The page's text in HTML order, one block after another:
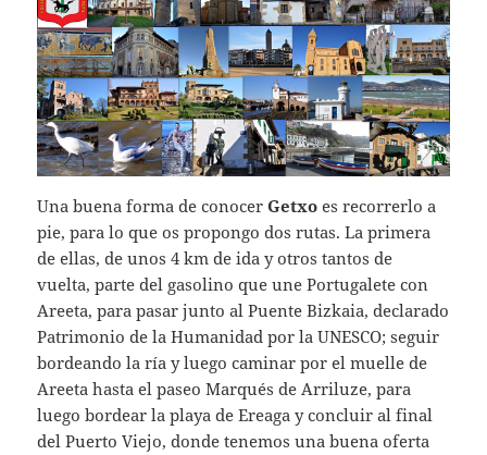
Una buena forma de conocerGetxo es recorrerlo a
pie, para lo que os propongo dos rutas. La primera
de ellas, de unos 4 km de ida y otros tantos de
vuelta, parte del gasolino que une Portugalete con
Areeta, para pasar junto al Puente Bizkaia, declarado
Patrimonio de la Humanidad por la UNESCO; seguir
bordeando la ría y luego caminar por el muelle de
Areeta hasta el paseo Marqués de Arriluze, para
luego bordear la playa de Ereaga y concluir al final
del Puerto Viejo, donde tenemos una buena oferta